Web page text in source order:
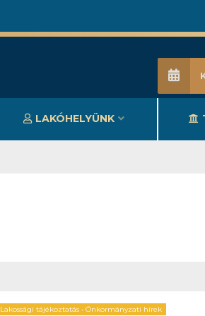
LAKÓHELYÜNK
Lakossági tájékoztatás • Önkormányzati hírek